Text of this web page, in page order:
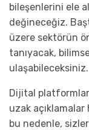
bileşenlerini ele
değineceğiz.
üzere sektörün
tanıyacak,
ulaşabileceksiniz.
Dijital
uzak açıklamalar
bu nedenle,